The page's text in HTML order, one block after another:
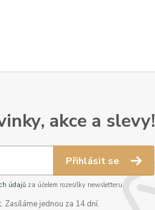
akce a slevy!
Přihlásit se
údajůza účelem rozesílky newsletteru.
Zasíláme jednou za 14 dní.